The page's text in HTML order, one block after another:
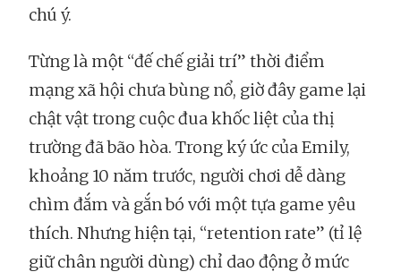
chú ý.
Từng là một “đế chế giải trí” thời điểm
mạng xã hội chưa bùng nổ, giờ đây game lại
chật vật trong cuộc đua khốc liệt của thị
trường đã bão hòa. Trong ký ức của Emily,
khoảng 10 năm trước, người chơi dễ dàng
chìm đắm và gắn bó với một tựa game yêu
thích. Nhưng hiện tại, “retention rate” (tỉ lệ
giữ chân người dùng) chỉ dao động ở mức